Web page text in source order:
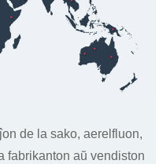
de la sako, aerelfluon,
fabrikanton aŭ vendiston